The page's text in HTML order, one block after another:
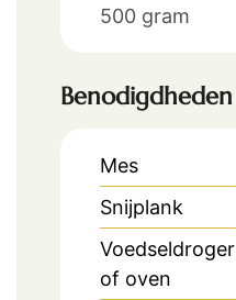
500 gram
Benodigdheden
Mes
Snijplank
Voedseldroger
of oven